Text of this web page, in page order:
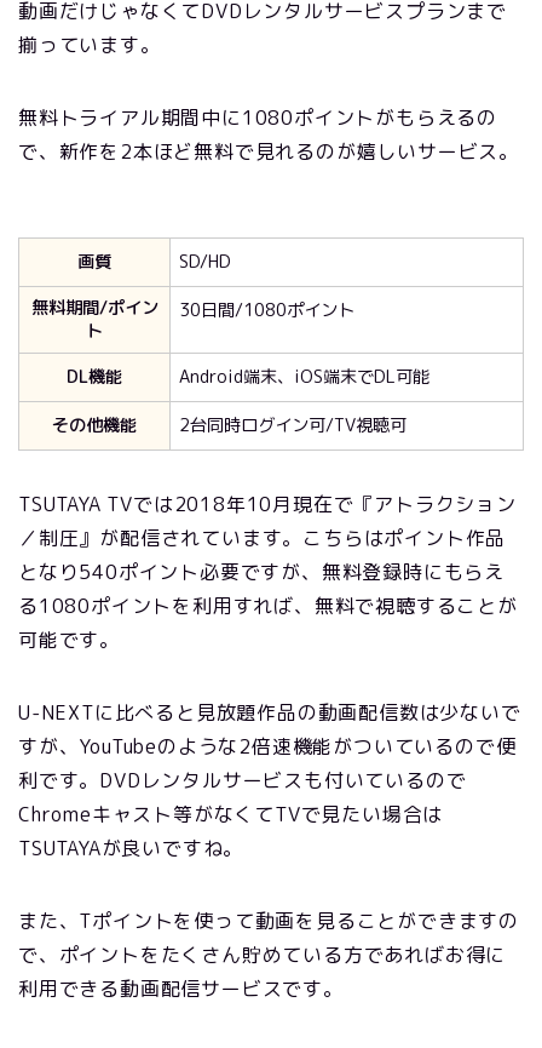
動画だけじゃなくてDVDレンタルサービスプランまで
揃っています。
無料トライアル期間中に1080ポイントがもらえるの
で、新作を2本ほど無料で見れるのが嬉しいサービス。
画質
SD/HD
無料期間/ポイン
ト
30日間/1080ポイント
DL機能
Android端末、iOS端末でDL可能
その他機能
2台同時ログイン可/TV視聴可
TSUTAYA TVでは2018年10月現在で『アトラクション
／制圧』が配信されています。こちらはポイント作品
となり540ポイント必要ですが、無料登録時にもらえ
る1080ポイントを利用すれば、無料で視聴することが
可能です。
U-NEXTに比べると見放題作品の動画配信数は少ないで
すが、YouTubeのような2倍速機能がついているので便
利です。DVDレンタルサービスも付いているので
Chromeキャスト等がなくてTVで見たい場合は
TSUTAYAが良いですね。
また、Tポイントを使って動画を見ることができますの
で、ポイントをたくさん貯めている方であればお得に
利用できる動画配信サービスです。